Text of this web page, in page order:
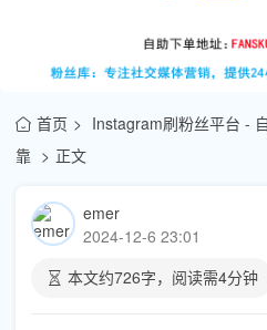
首页
Instagram刷粉丝平台 -
靠
正文
emer
2024-12-6 23:01
本文约726字，阅读需4分钟